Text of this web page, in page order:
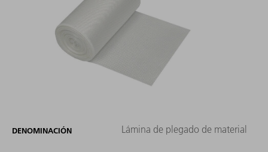
DENOMINACIÓN Lámina de plegado de material